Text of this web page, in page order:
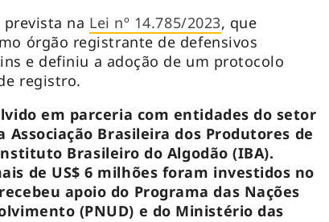
prevista na Lei nº 14.785/2023, que
órgão registrante de defensivos
e definiu a adoção de um protocolo
registro.
em parceria com entidades do setor
Brasileira dos Produtores de
Brasileiro do Algodão (IBA).
de US$ 6 milhões foram investidos no
apoio do Programa das Nações
(PNUD) e do Ministério das